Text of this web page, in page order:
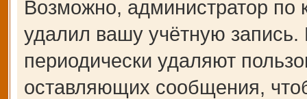
Возможно, администратор по
удалил вашу учётную
периодически удаляют
оставляющих сообщения,